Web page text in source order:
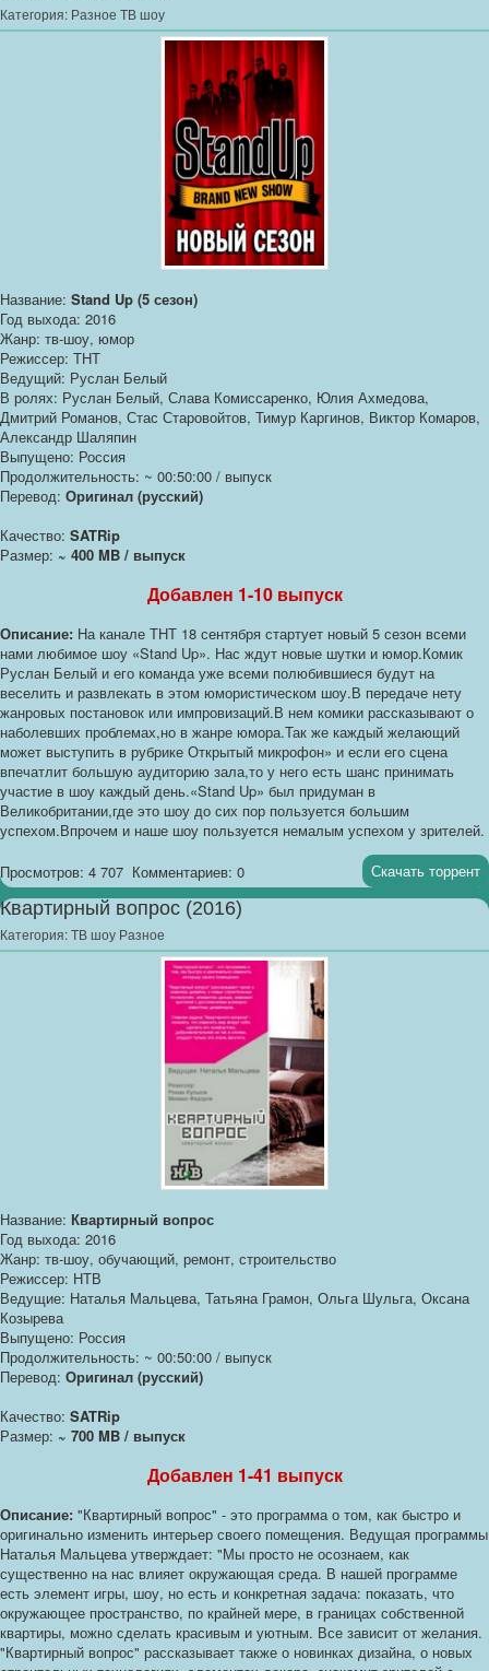
Категория: Разное ТВ шоу
Название: Stand Up (5 сезон)
Год выхода: 2016
Жанр: тв-шоу, юмор
Режиссер: ТНТ
Ведущий: Руслан Белый
В ролях: Руслан Белый, Слава Комиссаренко, Юлия Ахмедова,
Дмитрий Романов, Стас Старовойтов, Тимур Каргинов, Виктор Комаров,
Александр Шаляпин
Выпущено: Россия
Продолжительность: ~ 00:50:00 / выпуск
Перевод: Оригинал (русский)
Качество: SATRip
Размер: ~ 400 MB / выпуск
Добавлен 1-10 выпуск
Описание: На канале ТНТ 18 сентября стартует новый 5 сезон всеми
нами любимое шоу «Stand Up». Нас ждут новые шутки и юмор.Комик
Руслан Белый и его команда уже всеми полюбившиеся будут на
веселить и развлекать в этом юмористическом шоу.В передаче нету
жанровых постановок или импровизаций.В нем комики рассказывают о
наболевших проблемах,но в жанре юмора.Так же каждый желающий
может выступить в рубрике Открытый микрофон» и если его сцена
впечатлит большую аудиторию зала,то у него есть шанс принимать
участие в шоу каждый день.«Stand Up» был придуман в
Великобритании,где это шоу до сих пор пользуется большим
успехом.Впрочем и наше шоу пользуется немалым успехом у зрителей.
Просмотров: 4 707 Комментариев: 0 Скачать торрент
Квартирный вопрос (2016)
Категория:ТВ шоу Разное
Название: Квартирный вопрос
Год выхода: 2016
Жанр: тв-шоу, обучающий, ремонт, строительство
Режиссер: НТВ
Ведущие: Наталья Мальцева, Татьяна Грамон, Ольга Шульга, Оксана
Козырева
Выпущено: Россия
Продолжительность: ~ 00:50:00 / выпуск
Перевод: Оригинал (русский)
Качество: SATRip
Размер: ~ 700 MB / выпуск
Добавлен 1-41 выпуск
Описание: "Квартирный вопрос" - это программа о том, как быстро и
оригинально изменить интерьер своего помещения. Ведущая программы
Наталья Мальцева утверждает: "Мы просто не осознаем, как
существенно на нас влияет окружающая среда. В нашей программе
есть элемент игры, шоу, но есть и конкретная задача: показать, что
окружающее пространство, по крайней мере, в границах собственной
квартиры, можно сделать красивым и уютным. Все зависит от желания.
"Квартирный вопрос" рассказывает также о новинках дизайна, о новых